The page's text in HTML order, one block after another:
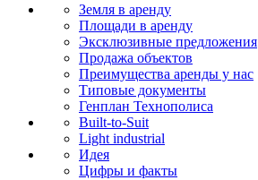
Земля в аренду
Площади в аренду
Эксклюзивные предложения
Продажа объектов
Преимущества аренды у нас
Типовые документы
Генплан Технополиса
Built-to-Suit
Light industrial
Идея
Цифры и факты